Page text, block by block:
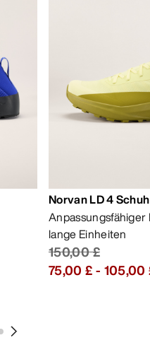
Norvan LD 4
lange Einheiten
150,00 £
75,00 £- 105,00